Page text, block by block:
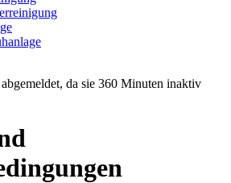
da sie 360 Minuten inaktiv